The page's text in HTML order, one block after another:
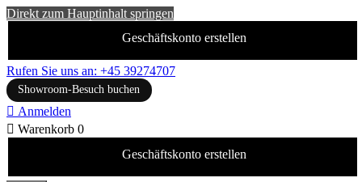
Direkt zum Hauptinhalt springen
Geschäftskonto erstellen
Rufen Sie uns an: +45 39274707
Showroom-Besuch buchen
 Anmelden
 Warenkorb 0
Geschäftskonto erstellen